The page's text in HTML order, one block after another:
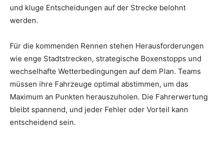
und kluge Entscheidungen auf der Strecke belohnt
werden.
Für die kommenden Rennen stehen Herausforderungen
wie enge Stadtstrecken, strategische Boxenstopps und
wechselhafte Wetterbedingungen auf dem Plan. Teams
müssen ihre Fahrzeuge optimal abstimmen, um das
Maximum an Punkten herauszuholen. Die Fahrerwertung
bleibt spannend, und jeder Fehler oder Vorteil kann
entscheidend sein.